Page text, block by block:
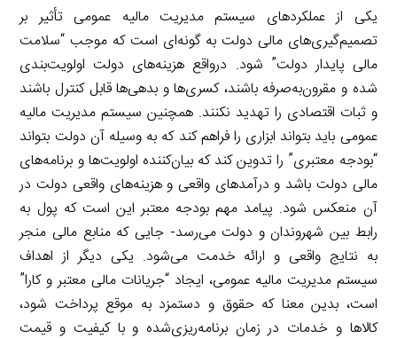
یکی از عملکردهای سیستم مدیریت مالیه عمومی تأثیر بر
تصمیم‌گیری‌های مالی دولت به گونه‌ای است که موجب “سلامت
مالی پایدار دولت” شود. درواقع هزینه‌های دولت اولویت‌بندی
شده و مقرون‌به‌صرفه باشند، کسری‌ها و بدهی‌ها قابل کنترل باشند
و ثبات اقتصادی را تهدید نکنند. همچنین سیستم مدیریت مالیه
عمومی باید بتواند ابزاری را فراهم کند که به وسیله آن دولت بتواند
“بودجه معتبری” را تدوین کند که بیان‌کننده اولویت‌ها و برنامه‌های
مالی دولت باشد و درآمدهای واقعی و هزینه‌های واقعی دولت در
آن منعکس شود. پیامد مهم بودجه معتبر این است که پول به
رابط بین شهروندان و دولت می‌رسد- جایی که منابع مالی منجر
به نتایج واقعی و ارائه خدمت می‌شود. یکی دیگر از اهداف
سیستم مدیریت مالیه عمومی، ایجاد “جریانات مالی معتبر و کارا”
است، بدین معنا که حقوق و دستمزد به موقع پرداخت شود،
کالاها و خدمات در زمان برنامه‌ریزی‌شده و با کیفیت و قیمت